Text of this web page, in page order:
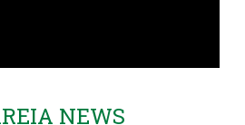
NEWS